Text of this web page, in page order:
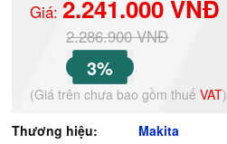
Giá:2.241.000 VNĐ
2.286.900 VNĐ
3%
(Giá trên chưa bao gồm thuếVAT)
Thương hiệu:
Makita